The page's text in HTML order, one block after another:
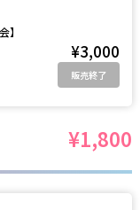
】
¥3,000
販売終了
¥1,800